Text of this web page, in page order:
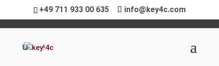
+49 711 933 00 635 info@key4c.com